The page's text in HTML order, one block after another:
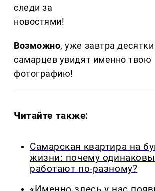
следи за
новостями!
Возможно, уже завтра
самарцев увидят именно твою
фотографию!
Читайте также:
Самарская квартира на
жизни: почему
работают по-разному?